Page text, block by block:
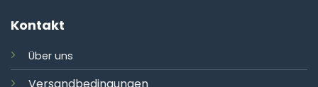
Kontakt
Über uns